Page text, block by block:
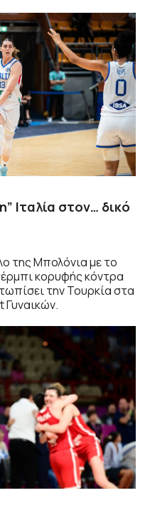
Ιταλία στον… δικό
της Μπολόνια με το
κορυφής κόντρα
την Τουρκία στα
Γυναικών.